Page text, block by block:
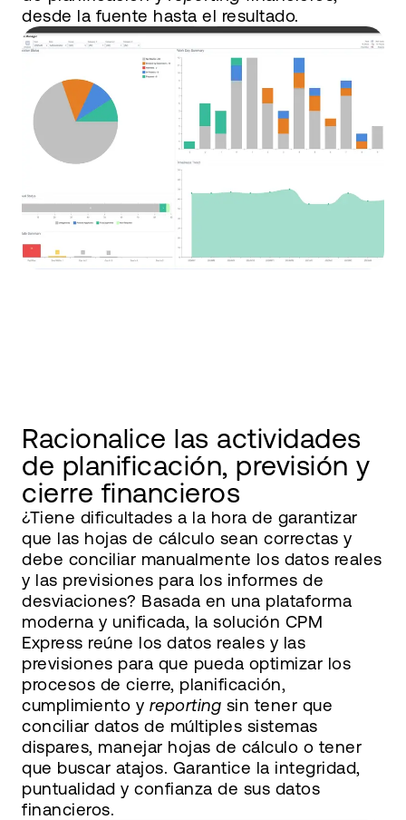
desde la fuente hasta el resultado.
Racionalice las actividades
de planificación, previsión y
cierre financieros
¿Tiene dificultades a la hora de garantizar
que las hojas de cálculo sean correctas y
debe conciliar manualmente los datos reales
y las previsiones para los informes de
desviaciones? Basada en una plataforma
moderna y unificada, la solución CPM
Express reúne los datos reales y las
previsiones para que pueda optimizar los
procesos de cierre, planificación,
cumplimiento y reporting sin tener que
conciliar datos de múltiples sistemas
dispares, manejar hojas de cálculo o tener
que buscar atajos. Garantice la integridad,
puntualidad y confianza de sus datos
financieros.